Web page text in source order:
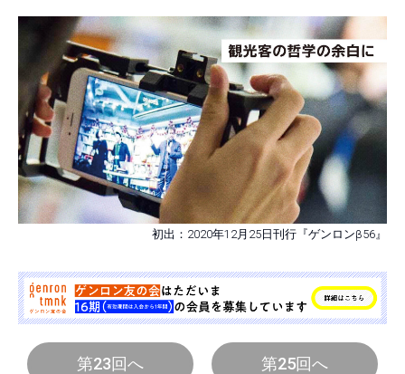
初出：2020年12月25日刊行『ゲンロンβ56』
第23回へ 第25回へ